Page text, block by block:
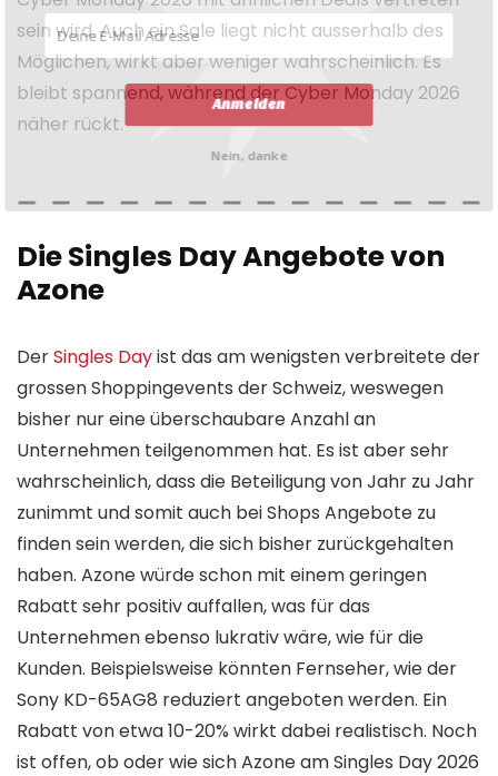
sein wird. Auch ein Sale liegt nicht ausserhalb des
Möglichen, wirkt aber weniger wahrscheinlich. Es
bleibt spannend, während der Cyber Monday 2026
näher rückt.
Die Singles Day Angebote von
Azone
DerSingles Dayist das am wenigsten verbreitete der
grossen Shoppingevents der Schweiz, weswegen
bisher nur eine überschaubare Anzahl an
Unternehmen teilgenommen hat. Es ist aber sehr
wahrscheinlich, dass die Beteiligung von Jahr zu Jahr
zunimmt und somit auch bei Shops Angebote zu
finden sein werden, die sich bisher zurückgehalten
haben. Azone würde schon mit einem geringen
Rabatt sehr positiv auffallen, was für das
Unternehmen ebenso lukrativ wäre, wie für die
Kunden. Beispielsweise könnten Fernseher, wie der
Sony KD-65AG8 reduziert angeboten werden. Ein
Rabatt von etwa 10-20% wirkt dabei realistisch. Noch
ist offen, ob oder wie sich Azone am Singles Day 2026
Anmelden
Nein, danke